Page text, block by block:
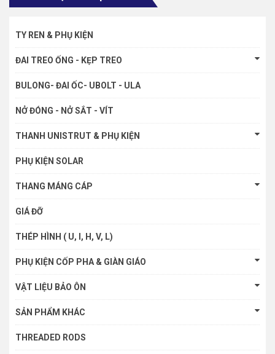
TY REN & PHỤ KIỆN
ĐAI TREO ỐNG - KẸP TREO
BULONG- ĐAI ỐC- UBOLT - ULA
NỞ ĐÓNG - NỞ SẮT - VÍT
THANH UNISTRUT & PHỤ KIỆN
PHỤ KIỆN SOLAR
THANG MÁNG CÁP
GIÁ ĐỠ
THÉP HÌNH ( U, I, H, V, L)
PHỤ KIỆN CỐP PHA & GIÀN GIÁO
VẬT LIỆU BẢO ÔN
SẢN PHẨM KHÁC
THREADED RODS